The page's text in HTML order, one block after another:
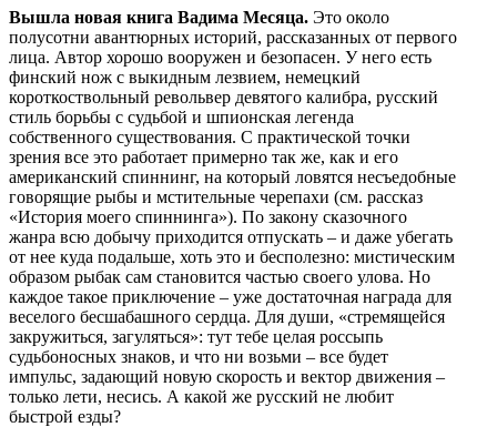
Вышла новая книга Вадима Месяца. Это около
полусотни авантюрных историй, рассказанных от первого
лица. Автор хорошо вооружен и безопасен. У него есть
финский нож с выкидным лезвием, немецкий
короткоствольный револьвер девятого калибра, русский
стиль борьбы с судьбой и шпионская легенда
собственного существования. С практической точки
зрения все это работает примерно так же, как и его
американский спиннинг, на который ловятся несъедобные
говорящие рыбы и мстительные черепахи (см. рассказ
«История моего спиннинга»). По закону сказочного
жанра всю добычу приходится отпускать – и даже убегать
от нее куда подальше, хоть это и бесполезно: мистическим
образом рыбак сам становится частью своего улова. Но
каждое такое приключение – уже достаточная награда для
веселого бесшабашного сердца. Для души, «стремящейся
закружиться, загуляться»: тут тебе целая россыпь
судьбоносных знаков, и что ни возьми – все будет
импульс, задающий новую скорость и вектор движения –
только лети, несись. А какой же русский не любит
быстрой езды?